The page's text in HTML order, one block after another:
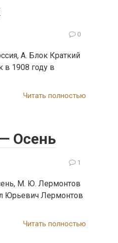
0
А. Блок Краткий
в 1908 году в
Читать полностью
Осень
1
М. Ю. Лермонтов
Юрьевич Лермонтов
Читать полностью